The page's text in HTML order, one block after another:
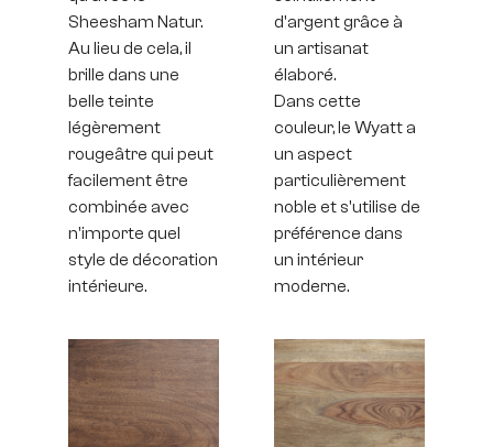
Sheesham Natur.
Au lieu de cela, il
brille dans une
belle teinte
légèrement
rougeâtre qui peut
facilement être
combinée avec
n'importe quel
style de décoration
intérieure.
d'argent grâce à
un artisanat
élaboré.
Dans cette
couleur, le Wyatt a
un aspect
particulièrement
noble et s'utilise de
préférence dans
un intérieur
moderne.